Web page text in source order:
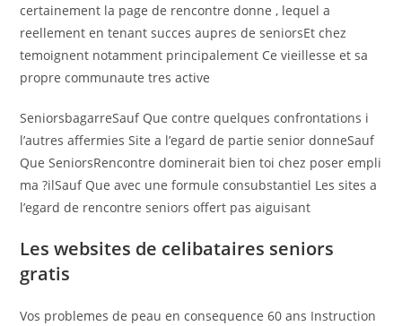
certainement la page de rencontre donne , lequel a
reellement en tenant succes aupres de seniorsEt chez
temoignent notamment principalement Ce vieillesse et sa
propre communaute tres active
SeniorsbagarreSauf Que contre quelques confrontations i
l’autres affermies Site a l’egard de partie senior donneSauf
Que SeniorsRencontre dominerait bien toi chez poser empli
ma ?ilSauf Que avec une formule consubstantiel Les sites a
l’egard de rencontre seniors offert pas aiguisant
Les websites de celibataires seniors
gratis
Vos problemes de peau en consequence 60 ans Instruction